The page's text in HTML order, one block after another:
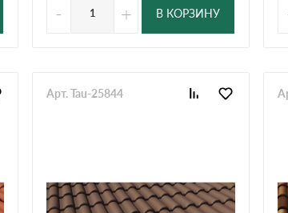
- + В КОРЗИНУ
Арт. Tau-25844